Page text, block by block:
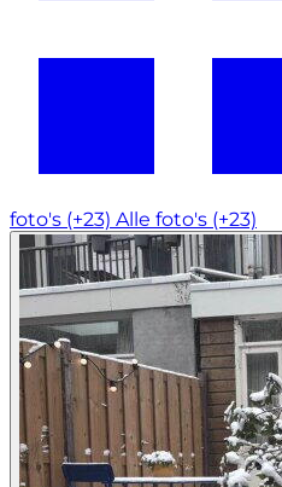
foto's (+23) Alle foto's (+23)